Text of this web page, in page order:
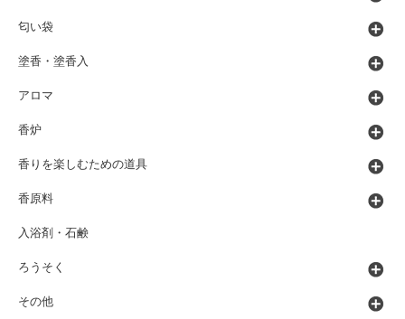
匂い袋
塗香・塗香入
アロマ
香炉
香りを楽しむための道具
香原料
入浴剤・石鹸
ろうそく
その他